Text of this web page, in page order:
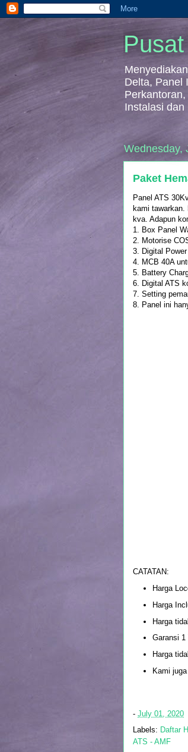
Delta, Panel
Instalasi dan
Wednesday,
Paket
Panel ATS
kami
kva. Adapun
1. Box Panel
2. Motorise
3. Digital
4. MCB 40A
5. Battery
6. Digital ATS
7. Setting
8. Panel ini
CATATAN:
Harga
Harga
Harga
Garansi 1
Harga
Kami
- July 01, 2020
Labels: Daftar
ATS - AMF